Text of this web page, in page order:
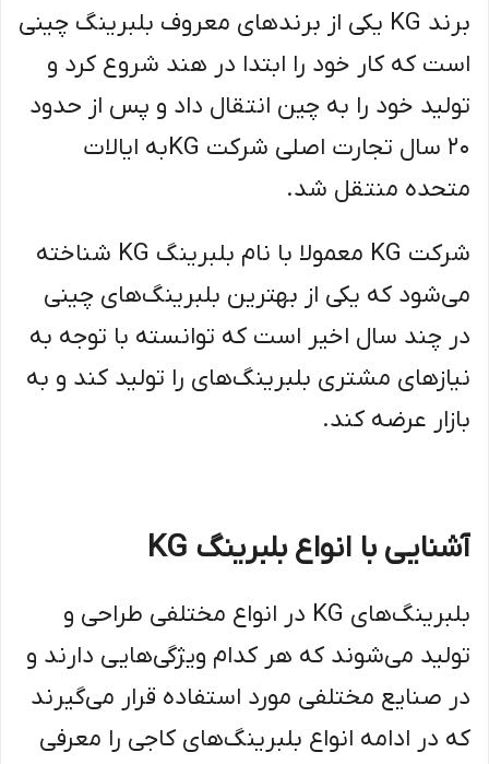
برند KG یکی از برند‌های معروف بلبرینگ چینی
است که کار خود را ابتدا در هند شروع کرد و
تولید خود را به چین انتقال داد و پس از حدود
20 سال تجارت اصلی شرکت KGبه ایالات
متحده منتقل شد.
شرکت KG معمولا با نام بلبرینگ KG شناخته
می‌شود که یکی از بهترین بلبرینگ‌های چینی
در چند سال اخیر است که توانسته با توجه به
نیازهای مشتری بلبرینگ‌های را تولید کند و به
بازار عرضه کند.
آشنایی با انواع بلبرینگ KG
بلبرینگ‌های KG در انواع مختلفی طراحی و
تولید می‌شوند که هر کدام ویژگی‌هایی دارند و
در صنایع مختلفی مورد استفاده قرار می‌گیرند
که در ادامه انواع بلبرینگ‌های کاجی را معرفی